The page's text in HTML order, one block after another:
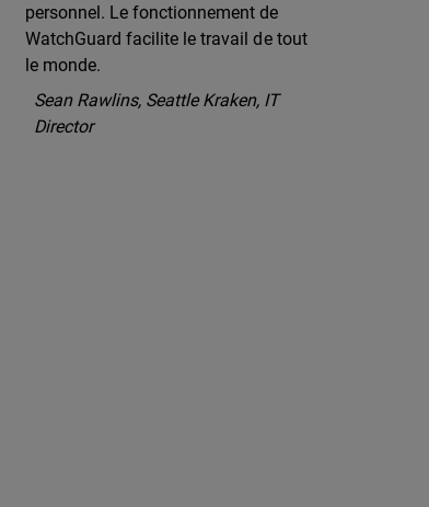
personnel. Le fonctionnement de
WatchGuard facilite le travail de tout
le monde.
Sean Rawlins, Seattle Kraken, IT
Director